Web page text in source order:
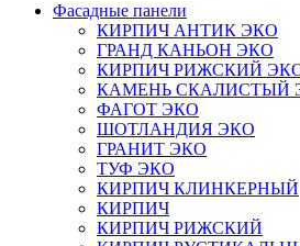
Фасадные панели
КИРПИЧ АНТИК ЭКО
ГРАНД КАНЬОН ЭКО
КИРПИЧ РИЖСКИЙ
КАМЕНЬ СКАЛИСТЫЙ
ФАГОТ ЭКО
ШОТЛАНДИЯ ЭКО
ГРАНИТ ЭКО
ТУФ ЭКО
КИРПИЧ КЛИНКЕРНЫЙ
КИРПИЧ
КИРПИЧ РИЖСКИЙ